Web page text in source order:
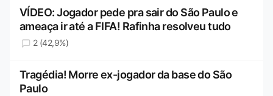
VÍDEO: Jogador pede pra sair do São Paulo e
ameaça ir até a FIFA! Rafinha resolveu tudo
2 (42,9%)
Tragédia! Morre ex-jogador da base do São
Paulo